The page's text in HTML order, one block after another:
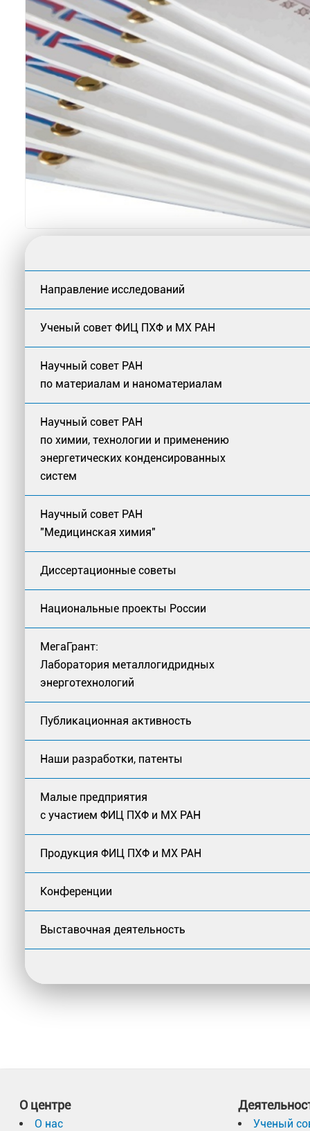
Направление исследований
Ученый совет ФИЦ ПХФ и МХ РАН
Научный совет РАН
по материалам и наноматериалам
Научный совет РАН
по химии, технологии и применению
энергетических конденсированных
систем
Научный совет РАН
"Медицинская химия"
Диссертационные советы
Национальные проекты России
МегаГрант:
Лаборатория металлогидридных
энерготехнологий
Публикационная активность
Наши разработки, патенты
Малые предприятия
с участием ФИЦ ПХФ и МХ РАН
Продукция ФИЦ ПХФ и МХ РАН
Конференции
Выставочная деятельность
О центре
О нас
Ученый